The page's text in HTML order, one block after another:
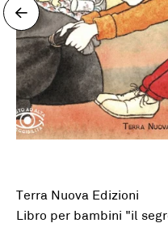
Terra Nuova Edizioni